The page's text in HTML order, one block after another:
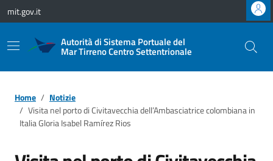
Vai ai contenuti
Vai al footer
mit.gov.it
Autorità di Sistema Portuale del
Mar Tirreno Centro Settentrionale
Home
Notizie
Visita nel porto di Civitavecchia dell’Ambasciatrice colombiana in
Italia Gloria Isabel Ramírez Rios